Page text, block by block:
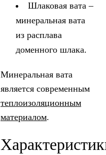
Шлаковая вата –
минеральная вата
из расплава
доменного шлака.
Минеральная вата
является современным
теплоизоляционным
материалом.